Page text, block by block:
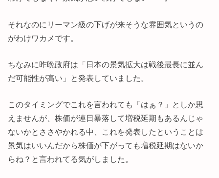
それなのにリーマン級の下げが来そうな雰囲気というの
がわけワカメです。
ちなみに昨晩政府は「日本の景気拡大は戦後最長に並ん
だ可能性が高い」と発表していました。
このタイミングでこれを言われても「はぁ？」としか思
えませんが、株価が連日暴落して増税延期もあるんじゃ
ないかとささやかれる中、これを発表したということは
景気はいいんだから株価が下がっても増税延期はないか
らね？と言われてる気がしました。